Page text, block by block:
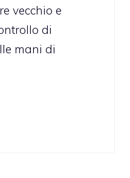
vecchio e
di
mani di